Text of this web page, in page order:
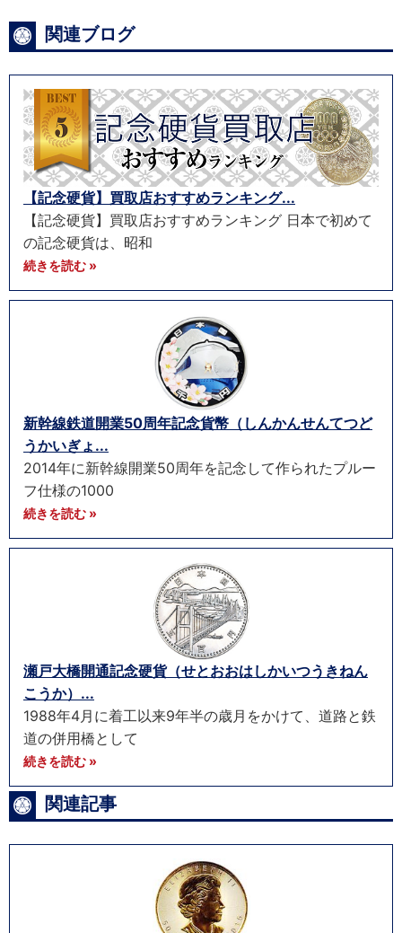
関連ブログ
【記念硬貨】買取店おすすめランキング...
【記念硬貨】買取店おすすめランキング 日本で初めて
の記念硬貨は、昭和
続きを読む »
新幹線鉄道開業50周年記念貨幣（しんかんせんてつど
うかいぎょ...
2014年に新幹線開業50周年を記念して作られたプルー
フ仕様の1000
続きを読む »
瀬戸大橋開通記念硬貨（せとおおはしかいつうきねん
こうか）...
1988年4月に着工以来9年半の歳月をかけて、道路と鉄
道の併用橋として
続きを読む »
関連記事